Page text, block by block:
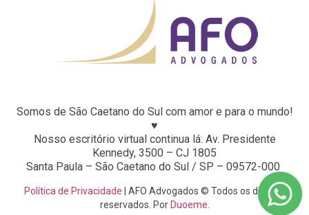
Somos de São Caetano do Sul com amor e para o mundo!
♥
Nosso escritório virtual continua lá: Av. Presidente
Kennedy, 3500 – CJ 1805
Santa Paula – São Caetano do Sul / SP – 09572-000
Política de Privacidade | AFO Advogados © Todos os direitos
reservados. Por Duoeme